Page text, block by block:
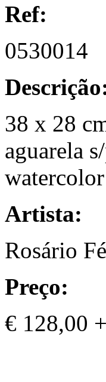
Ref:
0530014
38 x 28
aguarela
Artista:
Rosário
Preço:
€ 128,00